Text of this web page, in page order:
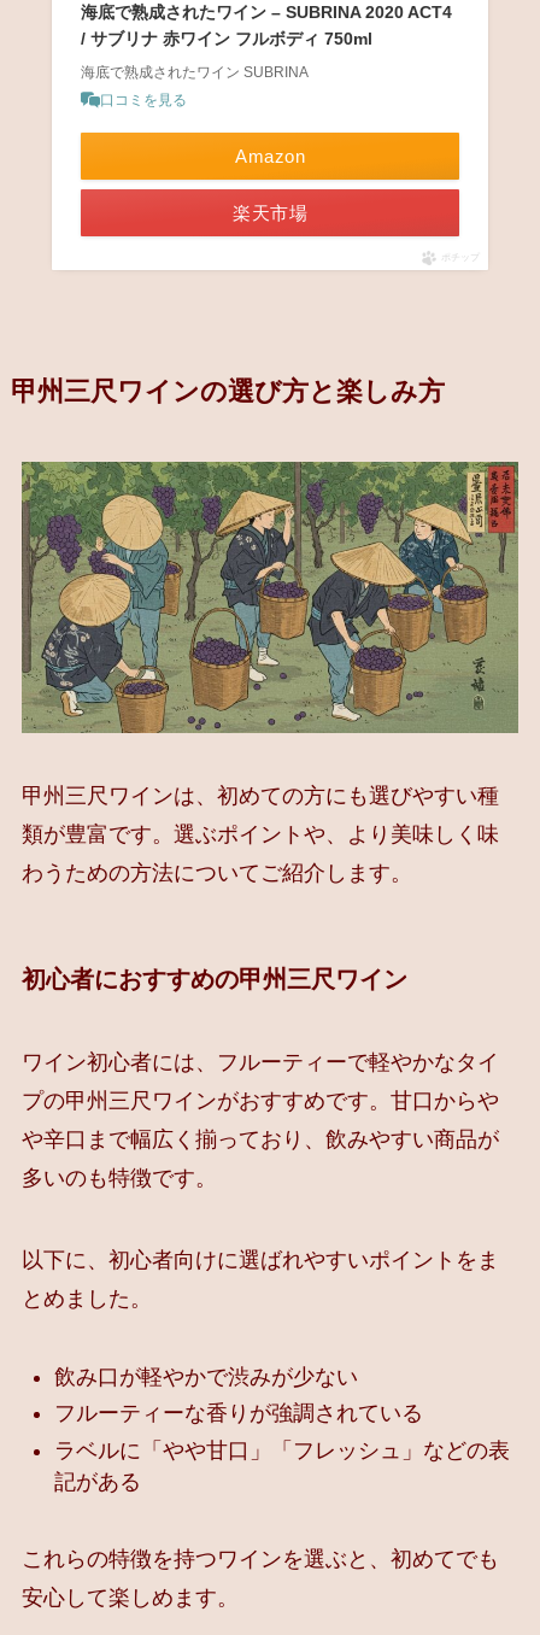
海底で熟成されたワイン – SUBRINA 2020 ACT4
/ サブリナ 赤ワイン フルボディ 750ml
海底で熟成されたワイン SUBRINA
口コミを見る
Amazon
楽天市場
ポチップ
甲州三尺ワインの選び方と楽しみ方
甲州三尺ワインは、初めての方にも選びやすい種
類が豊富です。選ぶポイントや、より美味しく味
わうための方法についてご紹介します。
初心者におすすめの甲州三尺ワイン
ワイン初心者には、フルーティーで軽やかなタイ
プの甲州三尺ワインがおすすめです。甘口からや
や辛口まで幅広く揃っており、飲みやすい商品が
多いのも特徴です。
以下に、初心者向けに選ばれやすいポイントをま
とめました。
飲み口が軽やかで渋みが少ない
フルーティーな香りが強調されている
ラベルに「やや甘口」「フレッシュ」などの表
記がある
これらの特徴を持つワインを選ぶと、初めてでも
安心して楽しめます。